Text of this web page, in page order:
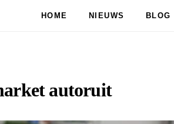
HOME NIEUWS BLOG
autoruit